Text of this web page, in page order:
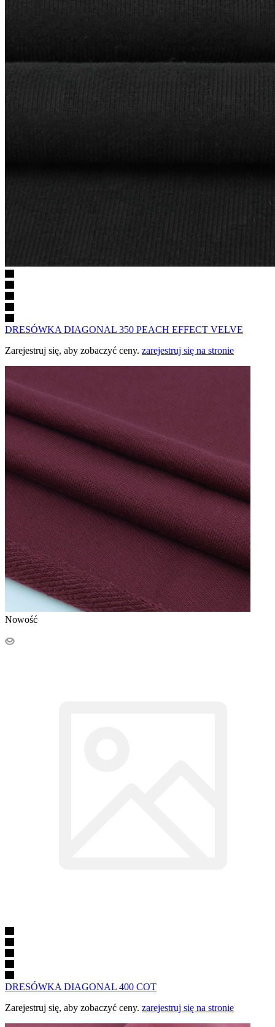
DRESÓWKA DIAGONAL 350 PEACH EFFECT VELVE
Zarejestruj się, aby zobaczyć ceny. zarejestruj się na stronie
Nowość
DRESÓWKA DIAGONAL 400 COT
Zarejestruj się, aby zobaczyć ceny. zarejestruj się na stronie